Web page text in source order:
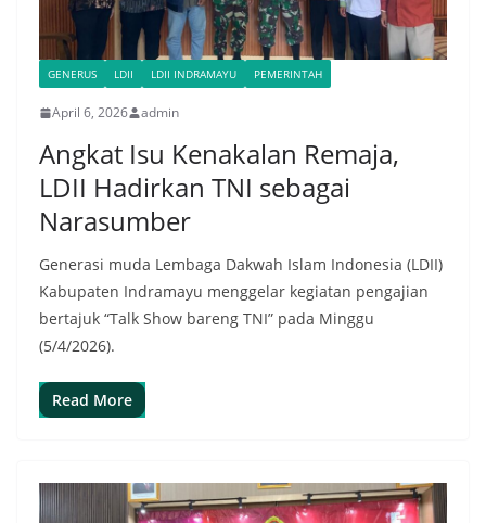
GENERUS LDII LDII INDRAMAYU PEMERINTAH
April 6, 2026 admin
Angkat Isu Kenakalan Remaja,
LDII Hadirkan TNI sebagai
Narasumber
Generasi muda Lembaga Dakwah Islam Indonesia (LDII)
Kabupaten Indramayu menggelar kegiatan pengajian
bertajuk “Talk Show bareng TNI” pada Minggu
(5/4/2026).
Read More